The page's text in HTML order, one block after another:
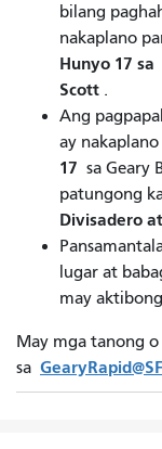
bilang
nakaplano
Hunyo 17 sa
Scott .
Ang
ay nakaplano
17 sa Geary
patungong
Divisadero
lugar at
may
May mga tanong
sa